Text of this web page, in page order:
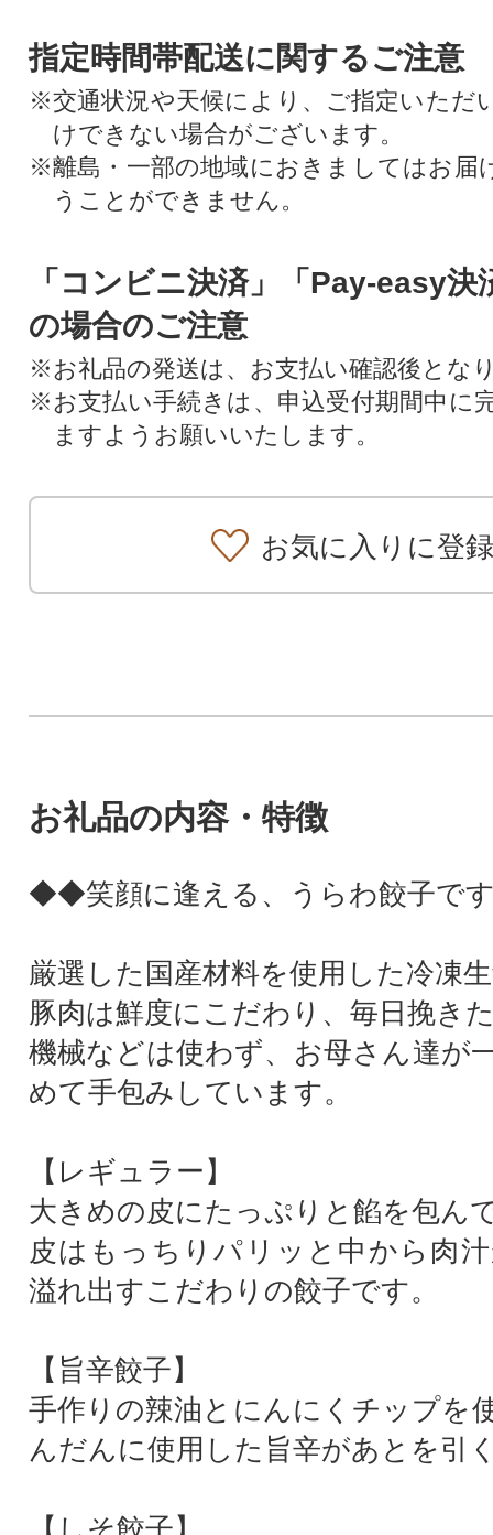
指定時間帯配送に関するご注意
※交通状況や天候により、ご指定いただ
けできない場合がございます。
※離島・一部の地域におきましてはお届
うことができません。
「コンビニ決済」「Pay-easy決
の場合のご注意
※お礼品の発送は、お支払い確認後とな
※お支払い手続きは、申込受付期間中に
ますようお願いいたします。
お気に入りに登録
お礼品の内容・特徴
◆◆笑顔に逢える、うらわ餃子で
厳選した国産材料を使用した冷凍
豚肉は鮮度にこだわり、毎日挽き
機械などは使わず、お母さん達が
めて手包みしています。
【レギュラー】
大きめの皮にたっぷりと餡を包ん
皮はもっちりパリッと中から肉
溢れ出すこだわりの餃子です。
【旨辛餃子】
手作りの辣油とにんにくチップを
んだんに使用した旨辛があとを引